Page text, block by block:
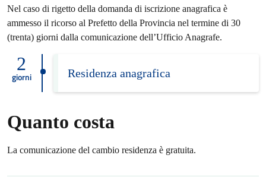
Nel caso di rigetto della domanda di iscrizione anagrafica è
ammesso il ricorso al Prefetto della Provincia nel termine di 30
(trenta) giorni dalla comunicazione dell’Ufficio Anagrafe.
2
giorni Residenza anagrafica
Quanto costa
La comunicazione del cambio residenza è gratuita.